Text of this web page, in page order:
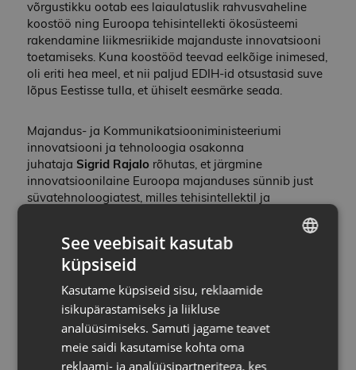
võrgustikku ootab ees laiaulatuslik rahvusvaheline
koostöö ning Euroopa tehisintellekti ökosüsteemi
rakendamine liikmesriikide majanduste innovatsiooni
toetamiseks. Kuna koostööd teevad eelkõige inimesed,
oli eriti hea meel, et nii paljud EDIH-id otsustasid suve
lõpus Eestisse tulla, et ühiselt eesmärke seada.
Majandus- ja Kommunikatsiooniministeeriumi
innovatsiooni ja tehnoloogia osakonna
juhataja Sigrid Rajalorõhutas, et järgmine
innovatsioonilaine Euroopa majanduses sünnib just
süvatehnoloogiatest, milles tehisintellektil ja
ökosüsteemi, kus kohtuvad talendid, ideed ja kapital
ning kus koostöö tulemusel sünnib uus innovatsioon.
sõnul vaja tugevat sünergiat, keskendumist
tugevustele ja võimalustele, selgeid mõõdikuid ning
ärilist mõtlemist.
See veebisait kasutab
küpsiseid
Kasutame küpsiseid sisu, reklaamide
isikupärastamiseks ja liikluse
analüüsimiseks. Samuti jagame teavet
meie saidi kasutamise kohta oma
reklaami- ja analüüsipartneritega, kes